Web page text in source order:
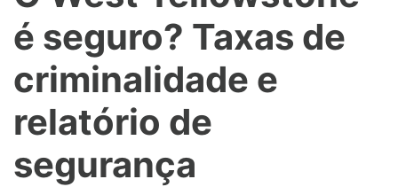
é seguro? Taxas de
criminalidade e
relatório de
segurança